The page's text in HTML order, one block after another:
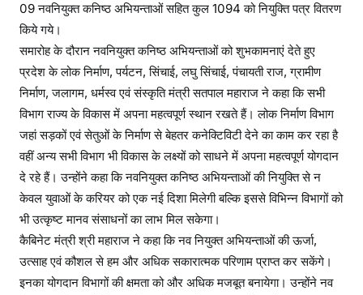
09 नवनियुक्त कनिष्ठ अभियन्ताओं सहित कुल 1094 को नियुक्ति पत्र वितरण
किये गये।
समारोह के दौरान नवनियुक्त कनिष्ठ अभियन्ताओं को शुभकामनाएं देते हुए
प्रदेश के लोक निर्माण, पर्यटन, सिंचाई, लघु सिंचाई, पंचायती राज, ग्रामीण
निर्माण, जलागम, धर्मस्व एवं संस्कृति मंत्री सतपाल महाराज ने कहा कि सभी
विभाग राज्य के विकास में अपना महत्वपूर्ण स्थान रखते हैं। लोक निर्माण विभाग
जहां सड़कों एवं सेतुओं के निर्माण से बेहतर कनेक्टिविटी देने का काम कर रहा है
वहीं अन्य सभी विभाग भी विकास के लक्ष्यों को साधने में अपना महत्वपूर्ण योगदान
दे रहे हैं। उन्होंने कहा कि नवनियुक्त कनिष्ठ अभियन्ताओं की नियुक्ति से न
केवल युवाओं के करियर को एक नई दिशा मिलेगी बल्कि इससे विभिन्न विभागों को
भी उत्कृष्ट मानव संसाधनों का लाभ मिल सकेगा।
कैबिनेट मंत्री श्री महाराज ने कहा कि नव नियुक्त अभियन्ताओं की ऊर्जा,
उत्साह एवं कौशल से हम और अधिक सकारात्मक परिणाम प्राप्त कर सकेंगे।
इनका योगदान विभागों की क्षमता को और अधिक मजबूत बनायेगा। उन्होंने नव